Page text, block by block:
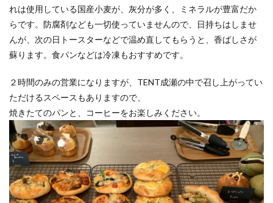
れは使用している国産小麦が、灰分が多く、ミネラルが豊富だか
らです。防腐剤なども一切使っていませんので、日持ちはしませ
んが、次の日トースターなどで温め直してもらうと、香ばしさが
蘇ります。食パンなどは冷凍もおすすめです。
２時間のみの営業になりますが、TENT成瀬の中で召し上がってい
ただけるスペースもありますので、
焼きたてのパンと、コーヒーをお楽しみください。